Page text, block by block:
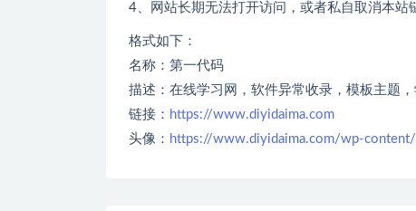
4、网站长期无法打开访问，或者私自取消本站
格式如下：
名称：第一代码
描述：在线学习网，软件异常收录，模板主题
链接： https://www.diyidaima.com
头像： https://www.diyidaima.com/wp-